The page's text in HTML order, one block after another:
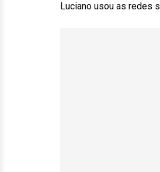
Luciano usou as redes